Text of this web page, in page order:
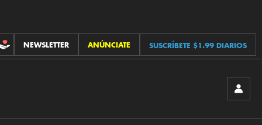
CONTRIBUCIONES
NEWSLETTER ANÚNCIATE SUSCRÍBETE $1.99 DIARIOS